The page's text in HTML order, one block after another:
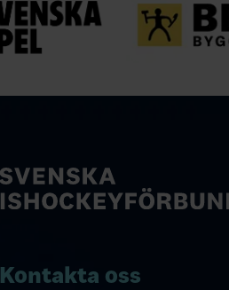
Kontakta oss